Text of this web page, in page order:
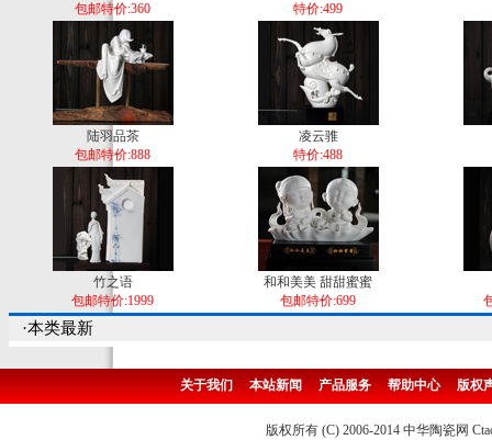
包邮特价:360
特价:499
陆羽品茶
包邮特价:888
凌云骓
特价:488
竹之语
包邮特价:1999
和和美美 甜甜蜜蜜
包邮特价:699
·本类最新
关于我们 本站新闻 产品服务 帮助中心 版权
版权所有 (C) 2006-2014 中华陶瓷网